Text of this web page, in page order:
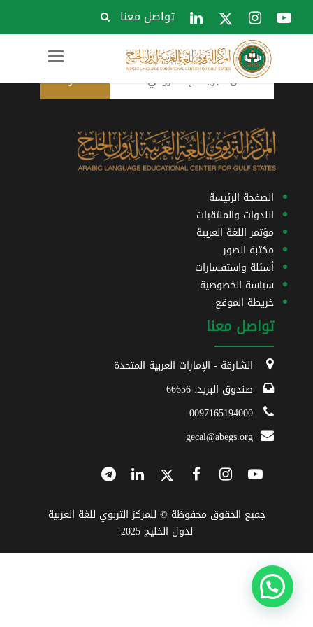
تواصل معنا
Toggle
الاشتراك في النشرة البريدية
تواصل معنا
الشارقة - الإمارات العربية المتحدة
صندوق البريد: 66656
0097165194000
gecal@abegs.org
الصفحة الرئيسة
الندوات والملتقيات
مؤتمر اللغة العربية
مكتبة الصور
أسئلة واستفسارات
سياسة الخصوصية
خريطة الموقع
جميع الحقوق محفوظة © للمركز التربوي للغة العربية
لدول الخليج 2025